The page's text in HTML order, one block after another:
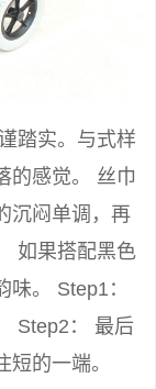
踏实。与式样
的感觉。 丝巾
沉闷单调，再
如果搭配黑色
。 Step1：
Step2： 最后
的一端。